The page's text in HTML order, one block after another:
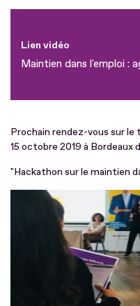
Lien vidéo
Maintien dans l'emploi :
Prochain rendez-vous sur
15 octobre 2019 à Bordeaux
"Hackathon sur le maintien